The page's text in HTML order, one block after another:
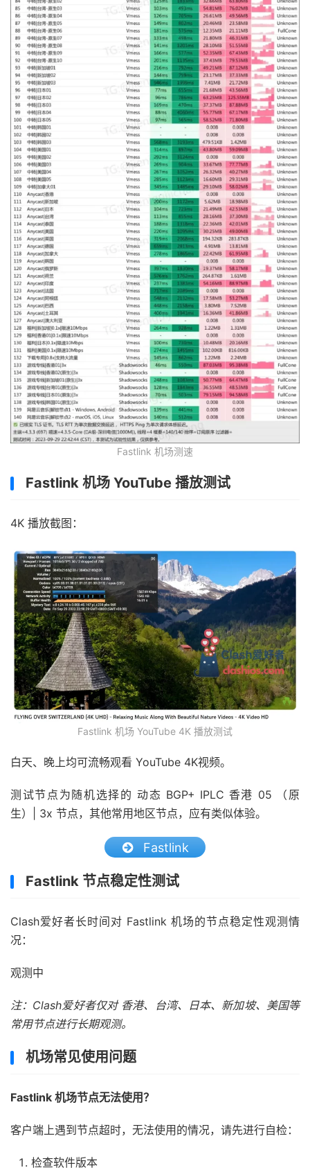
Fastlink 机场测速
Fastlink 机场 YouTube 播放测试
4K 播放截图：
Fastlink 机场 YouTube 4K 播放测试
白天、晚上均可流畅观看 YouTube 4K视频。
测试节点为随机选择的 动态 BGP+ IPLC 香港 05 （原
生）| 3x 节点，其他常用地区节点，应有类似体验。
Fastlink
Fastlink 节点稳定性测试
Clash爱好者长时间对 Fastlink 机场的节点稳定性观测情
况：
观测中
注：Clash爱好者仅对 香港、台湾、日本、新加坡、美国等
常用节点进行长期观测。
机场常见使用问题
Fastlink 机场节点无法使用？
客户端上遇到节点超时，无法使用的情况，请先进行自检：
检查软件版本